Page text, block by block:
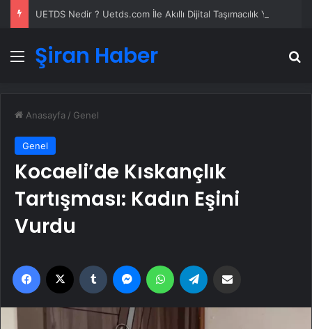
Menü
Şiran Haber
Anasayfa / Genel
Genel
Kocaeli’de Kıskançlık
Tartışması: Kadın Eşini
Vurdu
Facebook Tumblr MessengerWhatsApp